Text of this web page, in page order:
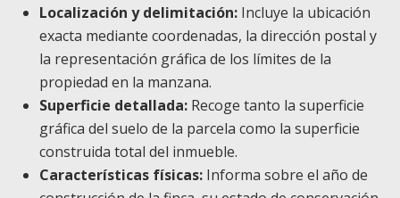
Localización y delimitación: Incluye la ubicación
exacta mediante coordenadas, la dirección postal y
la representación gráfica de los límites de la
propiedad en la manzana.
Superficie detallada: Recoge tanto la superficie
gráfica del suelo de la parcela como la superficie
construida total del inmueble.
Características físicas: Informa sobre el año de